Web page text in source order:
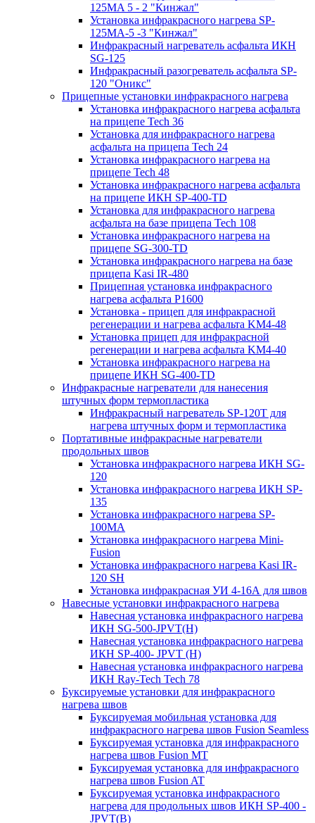
125МA 5 - 2 "Кинжал"
Установка инфракрасного нагрева SP-
125МA-5 -3 "Кинжал"
Инфракрасный нагреватель асфальта ИКН
SG-125
Инфракрасный разогреватель асфальта SP-
120 "Оникс"
Прицепные установки инфракрасного нагрева
Установка инфракрасного нагрева асфальта
на прицепе Tech 36
Установка для инфракрасного нагрева
асфальта на прицепа Tech 24
Установка инфракрасного нагрева на
прицепе Tech 48
Установка инфракрасного нагрева асфальта
на прицепе ИКН SP-400-TD
Установка для инфракрасного нагрева
асфальта на базе прицепа Tech 108
Установка инфракрасного нагрева на
прицепе SG-300-TD
Установка инфракрасного нагрева на базе
прицепа Kasi IR-480
Прицепная установка инфракрасного
нагрева асфальта P1600
Установка - прицеп для инфракрасной
регенерации и нагрева асфальта KM4-48
Установка прицеп для инфракрасной
регенерации и нагрева асфальта KM4-40
Установка инфракрасного нагрева на
прицепе ИКН SG-400-TD
Инфракрасные нагреватели для нанесения
штучных форм термопластика
Инфракрасный нагреватель SP-120T для
нагрева штучных форм и термопластика
Портативные инфракрасные нагреватели
продольных швов
Установка инфракрасного нагрева ИКН SG-
120
Установка инфракрасного нагрева ИКН SP-
135
Установка инфракрасного нагрева SP-
100МА
Установка инфракрасного нагрева Mini-
Fusion
Установка инфракрасного нагрева Kasi IR-
120 SH
Установка инфракрасная УИ 4-16А для швов
Навесные установки инфракрасного нагрева
Навесная установка инфракрасного нагрева
ИКН SG-500-JPVT(H)
Навесная установка инфракрасного нагрева
ИКН SP-400- JPVT (Н)
Навесная установка инфракрасного нагрева
ИКН Ray-Tech Tech 78
Буксируемые установки для инфракрасного
нагрева швов
Буксируемая мобильная установка для
инфракрасного нагрева швов Fusion Seamless
Буксируемая установка для инфракрасного
нагрева швов Fusion MT
Буксируемая установка для инфракрасного
нагрева швов Fusion AT
Буксируемая установка инфракрасного
нагрева для продольных швов ИКН SP-400 -
JPVT(B)